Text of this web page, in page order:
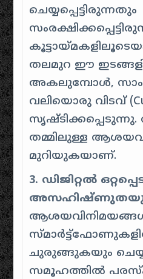
ചെയ്യപ്പെട്ടിരുന്നതും
തലമുറ ഈ
അകലുമ്പോൾ,
വലിയൊരു വിടവ്
തമ്മിലുള്ള
മുറിയുകയാണ്.
3. ഡിജിറ്റൽ
ചുരുങ്ങുകയും
സമൂഹത്തിൽ